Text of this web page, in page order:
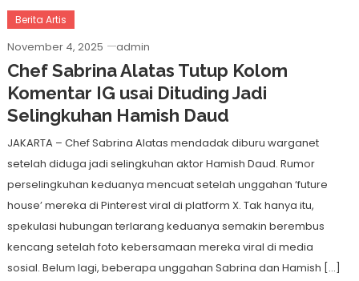
Berita Artis
November 4, 2025 admin
Chef Sabrina Alatas Tutup Kolom
Komentar IG usai Dituding Jadi
Selingkuhan Hamish Daud
JAKARTA – Chef Sabrina Alatas mendadak diburu warganet
setelah diduga jadi selingkuhan aktor Hamish Daud. Rumor
perselingkuhan keduanya mencuat setelah unggahan ‘future
house’ mereka di Pinterest viral di platform X. Tak hanya itu,
spekulasi hubungan terlarang keduanya semakin berembus
kencang setelah foto kebersamaan mereka viral di media
sosial. Belum lagi, beberapa unggahan Sabrina dan Hamish […]